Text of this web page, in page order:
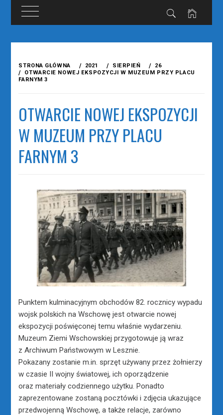
treści
STRONA GŁÓWNA 2021 SIERPIEŃ
26
OTWARCIE NOWEJ EKSPOZYCJI W MUZEUM PRZY PLACU
FARNYM 3
OTWARCIE NOWEJ EKSPOZYCJI
W MUZEUM PRZY PLACU
FARNYM 3
Punktem kulminacyjnym obchodów 82. rocznicy wypadu
wojsk polskich na Wschowę jest otwarcie nowej
ekspozycji poświęconej temu właśnie wydarzeniu.
Muzeum Ziemi Wschowskiej przygotowuje ją wraz
z Archiwum Państwowym w Lesznie.
Pokazany zostanie m.in. sprzęt używany przez żołnierzy
w czasie II wojny światowej, ich oporządzenie
oraz materiały codziennego użytku. Ponadto
zaprezentowane zostaną pocztówki i zdjęcia ukazujące
przedwojenną Wschowę, a także relacje, zarówno